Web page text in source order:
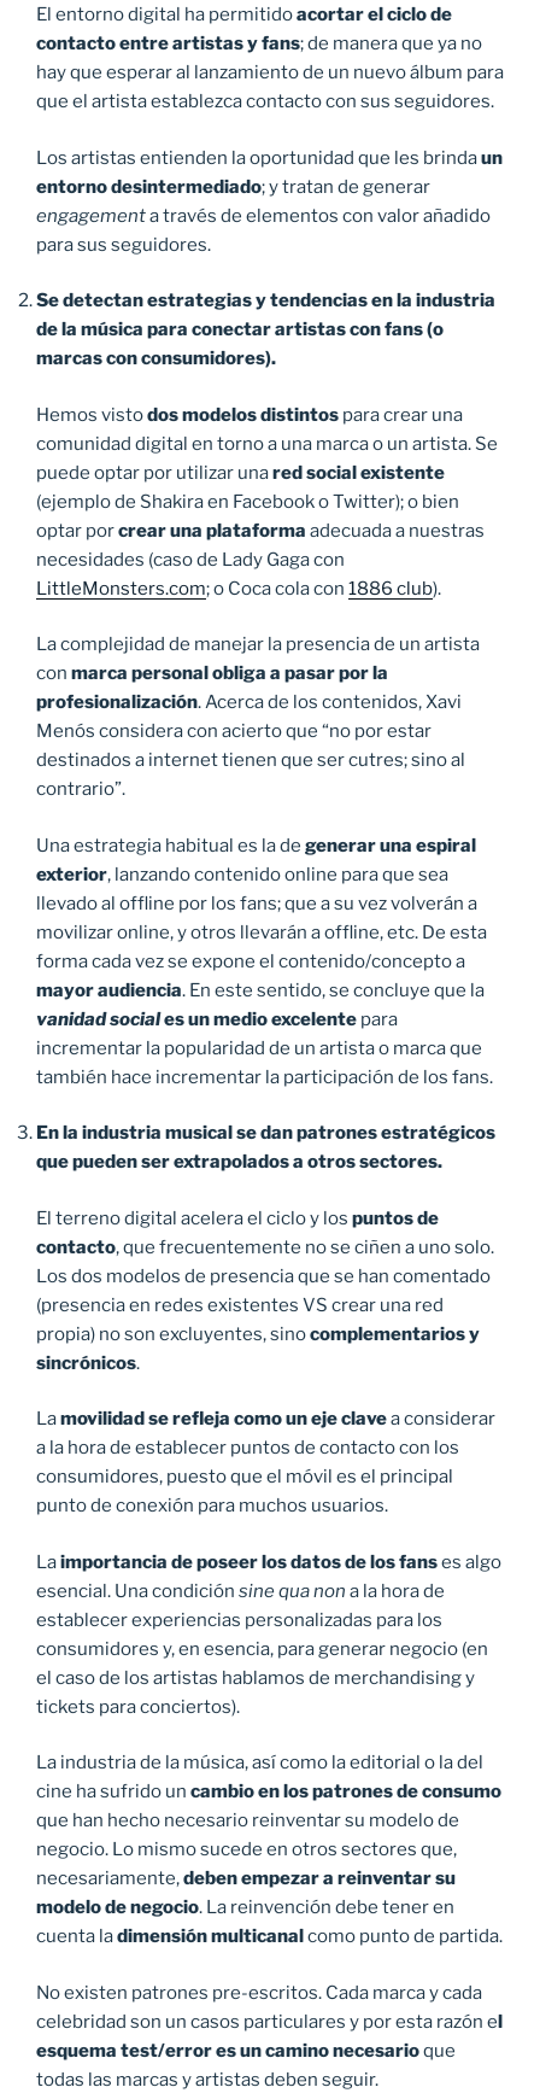
El entorno digital ha permitidoacortar el ciclo de
contacto entre artistas y fans; de manera que ya no
hay que esperar al lanzamiento de un nuevo álbum para
que el artista establezca contacto con sus seguidores.
Los artistas entienden la oportunidad que les brindaun
entorno desintermediado; y tratan de generar
engagementa través de elementos con valor añadido
para sus seguidores.
Se detectan estrategias y tendencias en la industria
de la música para conectar artistas con fans (o
marcas con consumidores).
Hemos vistodos modelos distintos para crear una
comunidad digital en torno a una marca o un artista. Se
puede optar por utilizar unared social existente
(ejemplo de Shakira en Facebook o Twitter); o bien
optar porcrear una plataforma adecuada a nuestras
necesidades (caso de Lady Gaga con
LittleMonsters.com; o Coca cola con 1886 club).
La complejidad de manejar la presencia de un artista
con marca personal obliga a pasar por la
profesionalización. Acerca de los contenidos, Xavi
Menós considera con acierto que “no por estar
destinados a internet tienen que ser cutres; sino al
contrario”.
Una estrategia habitual es la de generar una espiral
exterior, lanzando contenido online para que sea
llevado al offline por los fans; que a su vez volverán a
movilizar online, y otros llevarán a offline, etc. De esta
forma cada vez se expone el contenido/concepto a
mayor audiencia. En este sentido, se concluye que la
vanidad sociales un medio excelente para
incrementar la popularidad de un artista o marca que
también hace incrementar la participación de los fans.
En la industria musical se dan patrones estratégicos
que pueden ser extrapolados a otros sectores.
El terreno digital acelera el ciclo y los puntos de
contacto, que frecuentemente no se ciñen a uno solo.
Los dos modelos de presencia que se han comentado
(presencia en redes existentes VS crear una red
propia) no son excluyentes, sinocomplementarios y
sincrónicos.
Lamovilidad se refleja como un eje clavea considerar
a la hora de establecer puntos de contacto con los
consumidores, puesto que el móvil es el principal
punto de conexión para muchos usuarios.
Laimportancia de poseer los datos de los fanses algo
esencial. Una condición sine qua non a la hora de
establecer experiencias personalizadas para los
consumidores y, en esencia, para generar negocio (en
el caso de los artistas hablamos de merchandising y
tickets para conciertos).
La industria de la música, así como la editorial o la del
cine ha sufrido un cambio en los patrones de consumo
que han hecho necesario reinventar su modelo de
negocio. Lo mismo sucede en otros sectores que,
necesariamente,deben empezar a reinventar su
modelo de negocio. La reinvención debe tener en
cuenta ladimensión multicanalcomo punto de partida.
No existen patrones pre-escritos. Cada marca y cada
celebridad son un casos particulares y por esta razón el
esquema test/error es un camino necesarioque
todas las marcas y artistas deben seguir.